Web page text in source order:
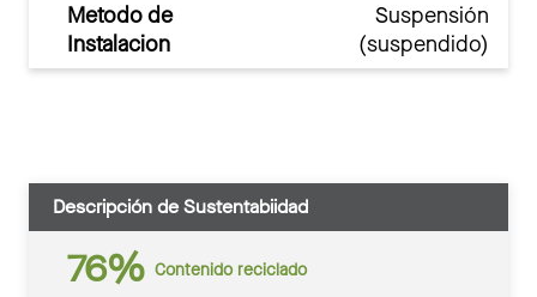
Metodo de
Instalacion
Suspensión
(suspendido)
Descripción de Sustentabiidad
76% Contenido reciclado